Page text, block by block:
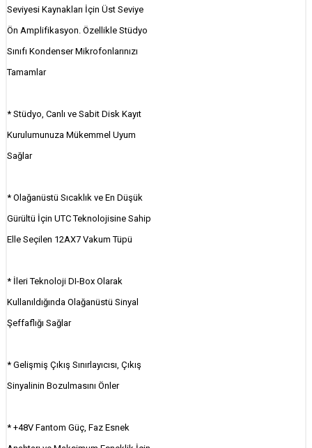
Seviyesi Kaynakları İçin Üst Seviye
Ön Amplifikasyon. Özellikle Stüdyo
Sınıfı Kondenser Mikrofonlarınızı
Tamamlar
* Stüdyo, Canlı ve Sabit Disk Kayıt
Kurulumunuza Mükemmel Uyum
Sağlar
* Olağanüstü Sıcaklık ve En Düşük
Gürültü İçin UTC Teknolojisine Sahip
Elle Seçilen 12AX7 Vakum Tüpü
* İleri Teknoloji DI-Box Olarak
Kullanıldığında Olağanüstü Sinyal
Şeffaflığı Sağlar
* Gelişmiş Çıkış Sınırlayıcısı, Çıkış
Sinyalinin Bozulmasını Önler
* +48V Fantom Güç, Faz Esnek